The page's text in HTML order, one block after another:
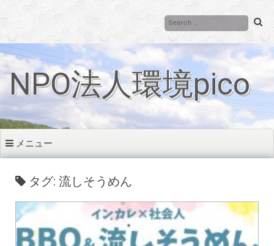
ン
ン
へNPO法人環境pico
メニュー
タグ: 流しそうめん